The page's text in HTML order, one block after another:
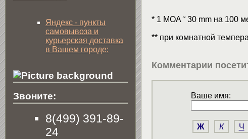
* 1 MOA ˜ 30 mm на 100
** при комнатной
Комментарии
Ваше имя:
Ж К Ч
Яндекс - пункты
самовывоза и
курьерская доставка
в Вашем городе:
Звоните:
8(499) 391-89-
24